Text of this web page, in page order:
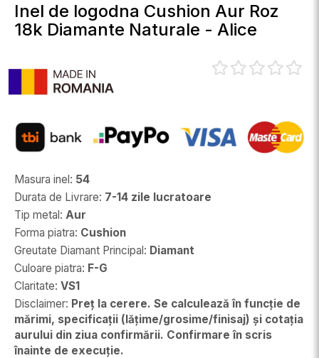
Inel de logodna Cushion Aur Roz
18k Diamante Naturale - Alice
Masura inel: 54
Durata de Livrare: 7-14 zile lucratoare
Tip metal: Aur
Forma piatra: Cushion
Greutate Diamant Principal: Diamant
Culoare piatra: F-G
Claritate: VS1
Disclaimer: Preț la cerere. Se calculează în funcție de
mărimi, specificații (lățime/grosime/finisaj) și cotația
aurului din ziua confirmării. Confirmare în scris
înainte de execuție.